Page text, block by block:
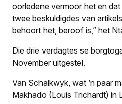
oorledene vermoor het en
twee beskuldigdes van
behoort het, beroof is,” het
Die drie verdagtes se
November uitgestel.
Van Schalkwyk, wat ’n paar
Makhado (Louis Trichardt) in